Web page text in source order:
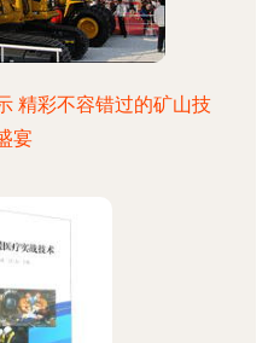
精彩不容错过的矿山技
宴